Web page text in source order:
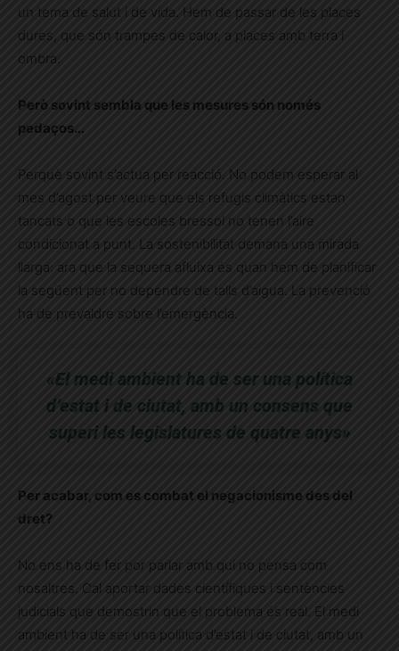
un tema de salut i de vida. Hem de passar de les places
dures, que són trampes de calor, a places amb terra i
ombra.
Però sovint sembla que les mesures són només
pedaços…
Perquè sovint s’actua per reacció. No podem esperar al
mes d’agost per veure que els refugis climàtics estan
tancats o que les escoles bressol no tenen l’aire
condicionat a punt. La sostenibilitat demana una mirada
llarga: ara que la sequera afluixa és quan hem de planificar
la següent per no dependre de talls d’aigua. La prevenció
ha de prevaldre sobre l’emergència.
«El medi ambient ha de ser una política
d’estat i de ciutat, amb un consens que
superi les legislatures de quatre anys»
Per acabar, com es combat el negacionisme des del
dret?
No ens ha de fer por parlar amb qui no pensa com
nosaltres. Cal aportar dades científiques i sentències
judicials que demostrin que el problema és real. El medi
ambient ha de ser una política d’estat i de ciutat, amb un